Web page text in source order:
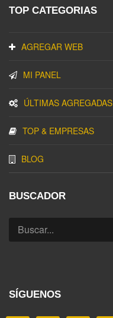
TOP CATEGORIAS
AGREGAR WEB
MI PANEL
ÚLTIMAS AGREGADAS
TOP & EMPRESAS
BLOG
BUSCADOR
SÍGUENOS